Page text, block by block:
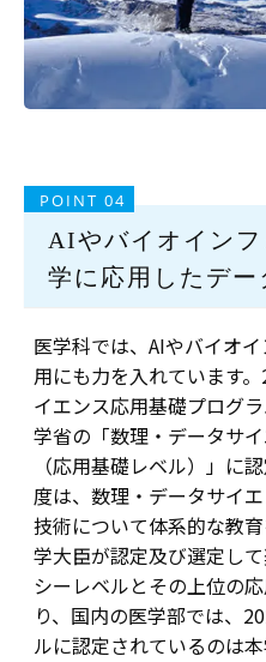
POINT 04
AIやバイオイン
学に応用したデー
医学科では、AIやバイオ
用にも力を入れています
イエンス応用基礎プログ
学省の「数理・データサ
（応用基礎レベル）」に
度は、数理・データサイ
技術について体系的な教
学大臣が認定及び選定し
シーレベルとその上位の
り、国内の医学部では、
ルに認定されているのは